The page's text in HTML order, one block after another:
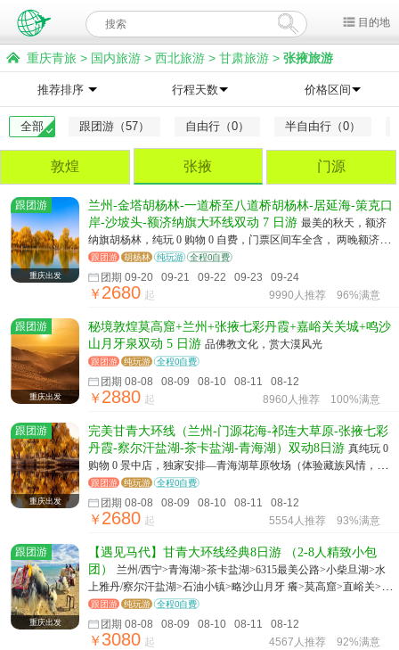
目的地
重庆青旅 > 国内旅游 > 西北旅游 > 甘肃旅游 > 张掖旅游
推荐排序 行程天数 价格区间
全部 跟团游（57） 自由行（0） 半自由行（0）
敦煌 张掖 门源
跟团游
重庆出发
兰州-金塔胡杨林-一道桥至八道桥胡杨林-居延海-策克口
岸-沙坡头-额济纳旗大环线双动 7 日游 最美的秋天，额济
纳旗胡杨林，纯玩 0 购物 0 自费，门票区间车全含， 两晚额济纳
民宿双人间
跟团游 胡杨林 纯玩游 全程0自费
团期 09-20 09-21 09-22 09-23 09-24
￥2680 起 9990人推荐 96%满意
跟团游
重庆出发
秘境敦煌莫高窟+兰州+张掖七彩丹霞+嘉峪关关城+鸣沙
山月牙泉双动 5 日游 品佛教文化，赏大漠风光
跟团游 纯玩游 全程0自费
团期 08-08 08-09 08-10 08-11 08-12
￥2880 起 8960人推荐 100%满意
跟团游
重庆出发
完美甘青大环线（兰州-门源花海-祁连大草原-张掖七彩
丹霞-察尔汗盐湖-茶卡盐湖-青海湖）双动8日游 真纯玩 0
购物 0 景中店，独家安排—青海湖草原牧场（体验藏族风情，射
箭、投壶、民族服饰拍照、民族锅庄、民族歌舞演绎等）
跟团游 纯玩游 全程0自费
团期 08-08 08-09 08-10 08-11 08-12
￥2680 起 5554人推荐 93%满意
跟团游
重庆出发
【遇见马代】甘青大环线经典8日游 （2-8人精致小包
团）
兰州/西宁>青海湖>茶卡盐湖>6315最美公路>小柴旦湖>水
上雅丹/察尔汗盐湖>石油小镇>略沙山月牙 癢>莫高窟>直峪关>张
掖丹霞国家地质公园>祁连>门净花海
跟团游 纯玩游 全程0自费
团期 08-08 08-09 08-10 08-11 08-12
￥3080 起 4567人推荐 92%满意